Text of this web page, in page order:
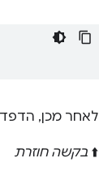
לאחר מכן,
⬆️ בקשה חוזרת